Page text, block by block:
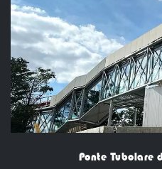
Ponte Tubolare